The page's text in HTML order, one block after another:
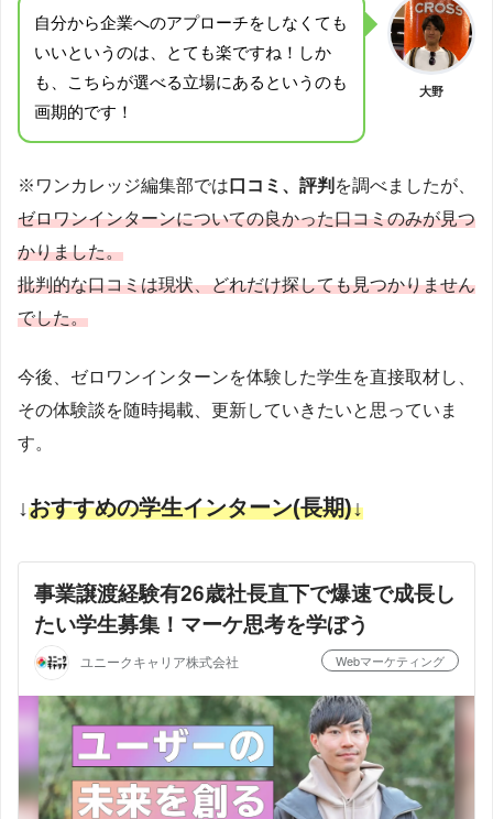
自分から企業へのアプローチをしなくても
いいというのは、とても楽ですね！しか
も、こちらが選べる立場にあるというのも
画期的です！
大野
※ワンカレッジ編集部では 口コミ、評判 を調べましたが、
ゼロワンインターンについての良かった口コミのみが見つ
かりました。
批判的な口コミは現状、どれだけ探しても見つかりません
でした。
今後、ゼロワンインターンを体験した学生を直接取材し、
その体験談を随時掲載、更新していきたいと思っていま
す。
↓おすすめの学生インターン(長期)↓